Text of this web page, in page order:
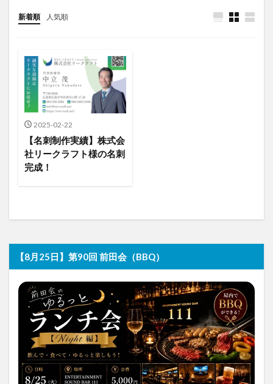
新着順 人気順
2025-02-22
【名刺制作実績】株式会
社リークラフト様の名刺
完成！
【8月25日】第90回 前田会（BBQ）